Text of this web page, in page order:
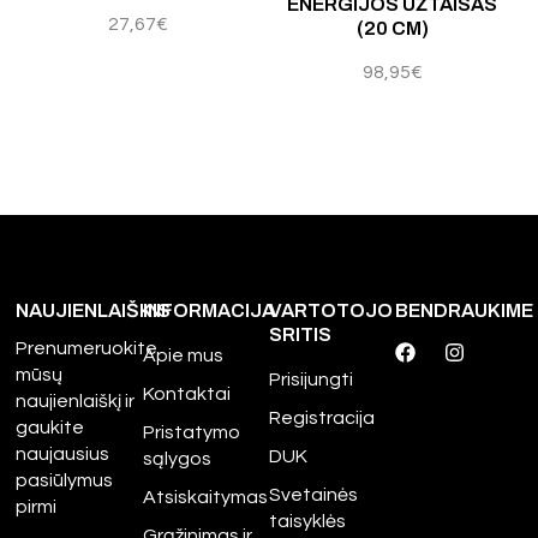
27,67€
(20 CM)
98,95€
NAUJIENLAIŠKIS
Prenumeruokite
mūsų
naujienlaiškį ir
gaukite
naujausius
pasiūlymus
pirmi
INFORMACIJA
Apie mus
Kontaktai
Pristatymo
sąlygos
Atsiskaitymas
VARTOTOJO
SRITIS
Prisijungti
Registracija
DUK
Svetainės
taisyklės
BENDRAUKIME